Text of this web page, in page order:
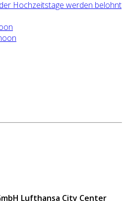
Hochzeitstage werden belohnt
Lufthansa City Center